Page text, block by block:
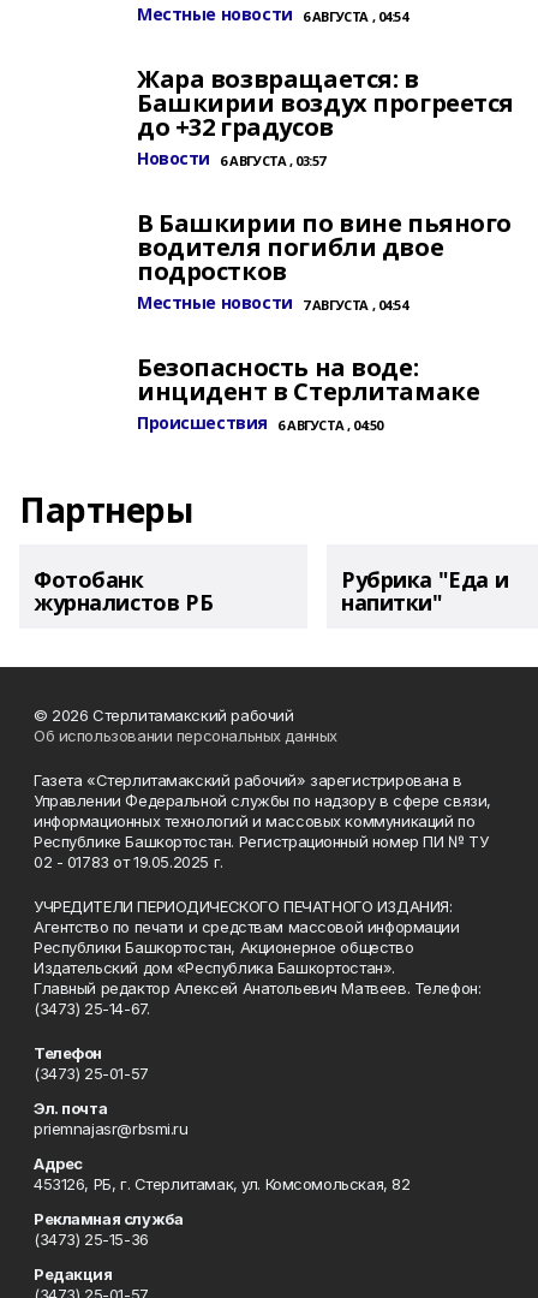
Местные новости 6 АВГУСТА , 04:54
Жара возвращается: в
Башкирии воздух прогреется
до +32 градусов
Новости 6 АВГУСТА , 03:57
В Башкирии по вине пьяного
водителя погибли двое
подростков
Местные новости 7 АВГУСТА , 04:54
Безопасность на воде:
инцидент в Стерлитамаке
Происшествия 6 АВГУСТА , 04:50
Партнеры
Фотобанк
журналистов РБ
Рубрика "Еда и
напитки"
© 2026 Стерлитамакский рабочий
Об использовании персональных данных
Газета «Стерлитамакский рабочий» зарегистрирована в
Управлении Федеральной службы по надзору в сфере связи,
информационных технологий и массовых коммуникаций по
Республике Башкортостан. Регистрационный номер ПИ № ТУ
02 - 01783 от 19.05.2025 г.
УЧРЕДИТЕЛИ ПЕРИОДИЧЕСКОГО ПЕЧАТНОГО ИЗДАНИЯ:
Агентство по печати и средствам массовой информации
Республики Башкортостан, Акционерное общество
Издательский дом «Республика Башкортостан».
Главный редактор Алексей Анатольевич Матвеев. Телефон:
(3473) 25-14-67.
Телефон
(3473) 25-01-57
Эл. почта
priemnajasr@rbsmi.ru
Адрес
453126, РБ, г. Стерлитамак, ул. Комсомольская, 82
Рекламная служба
(3473) 25-15-36
Редакция